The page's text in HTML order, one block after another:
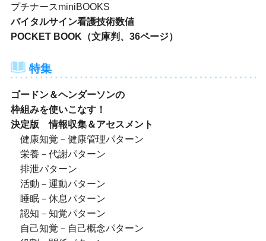
プチナースminiBOOKS
バイタルサイン看護技術数値
POCKET BOOK（文庫判、36ページ）
特集
ゴードン＆ヘンダーソンの
枠組みを使いこなす！
決定版 情報収集＆アセスメント
健康知覚－健康管理パターン
栄養－代謝パターン
排泄パターン
活動－運動パターン
睡眠－休息パターン
認知－知覚パターン
自己知覚－自己概念パターン